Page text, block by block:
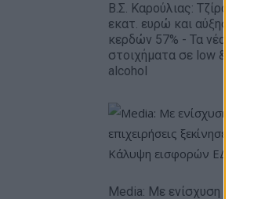
Β.Σ. Καρούλιας: Τζίρος 98,7
εκατ. ευρώ και αύξηση
κερδών 57% - Τα νέα
στοιχήματα σε low & non
alcohol
Media: Με ενίσχυση 8